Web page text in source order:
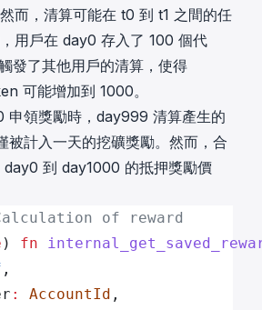
而，清算可能在 t0 到 t1 之間的任
用戶在 day0 存入了 100 個代
發了其他用戶的清算，使得
可能增加到 1000。
申領獎勵時，day999 清算產生的
被計入一天的挖礦獎勵。然而，合
day0 到 day1000 的抵押獎勵價
of reward
) fn
,
: AccountId ,